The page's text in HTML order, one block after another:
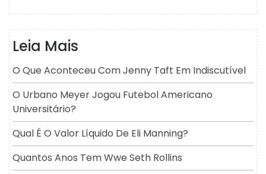
Leia Mais
O Que Aconteceu Com Jenny Taft Em Indiscutível
O Urbano Meyer Jogou Futebol Americano
Universitário?
Qual É O Valor Líquido De Eli Manning?
Quantos Anos Tem Wwe Seth Rollins